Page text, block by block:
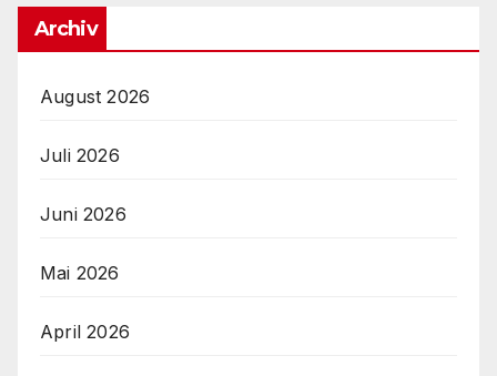
Archiv
August 2026
Juli 2026
Juni 2026
Mai 2026
April 2026